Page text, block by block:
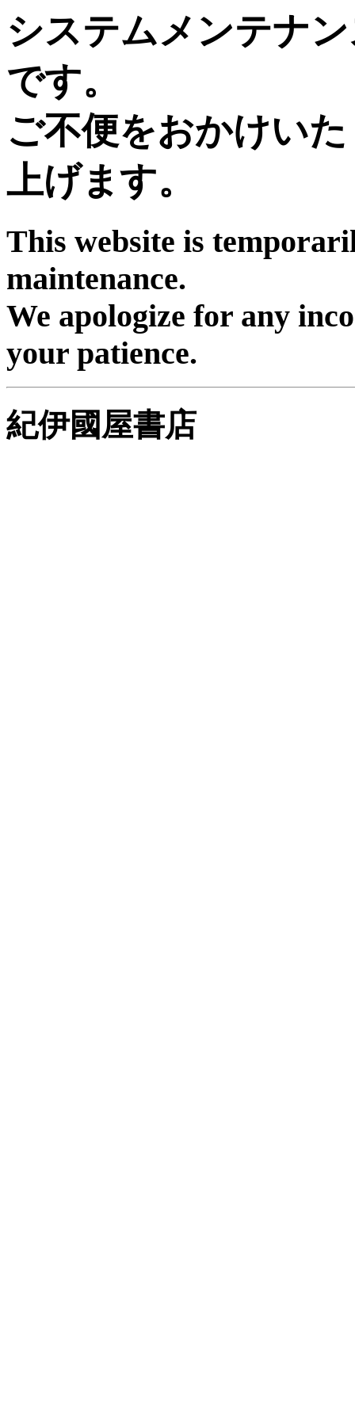
システムメンテナ
です。
ご不便をおかけい
上げます。
This website is
maintenance.
We apologize for any
your patience.
紀伊國屋書店